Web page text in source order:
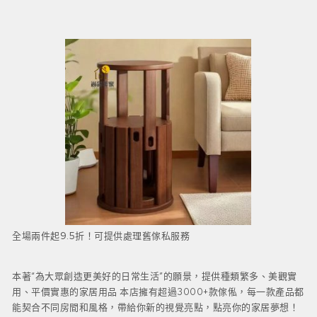
全場兩件起9.5折！可提供處理舊傢私服務
本著“為大眾創造更美好的日常生活”的願景，提供種類繁多、美觀實
用、平價實惠的家居用品 本店擁有超過3000+款傢俬，每一款產品都
能契合不同房間和風格，帶給你新的視覺亮點，點亮你的家居夢想！